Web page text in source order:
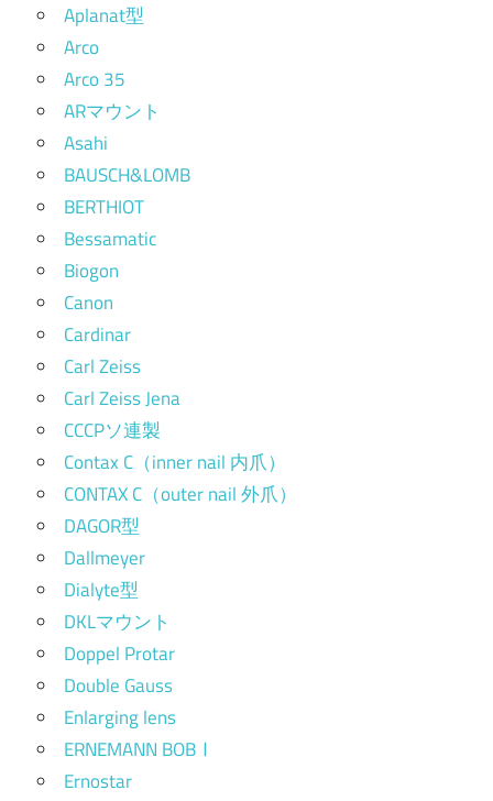
Aplanat型
Arco
Arco 35
ARマウント
Asahi
BAUSCH&LOMB
BERTHIOT
Bessamatic
Biogon
Canon
Cardinar
Carl Zeiss
Carl Zeiss Jena
CCCPソ連製
Contax C（inner nail 内爪）
CONTAX C（outer nail 外爪）
DAGOR型
Dallmeyer
Dialyte型
DKLマウント
Doppel Protar
Double Gauss
Enlarging lens
ERNEMANN BOBⅠ
Ernostar